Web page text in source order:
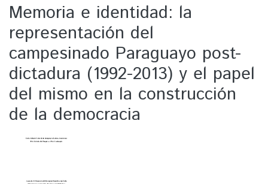
Memoria e identidad: la
representación del
campesinado Paraguayo post-
dictadura (1992-2013) y el papel
del mismo en la construcción
de la democracia